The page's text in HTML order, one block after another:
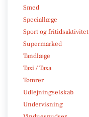
Smed
Speciallæge
Sport og fritidsaktivitet
Supermarked
Tandlæge
Taxi / Taxa
Tømrer
Udlejningselskab
Undervisning